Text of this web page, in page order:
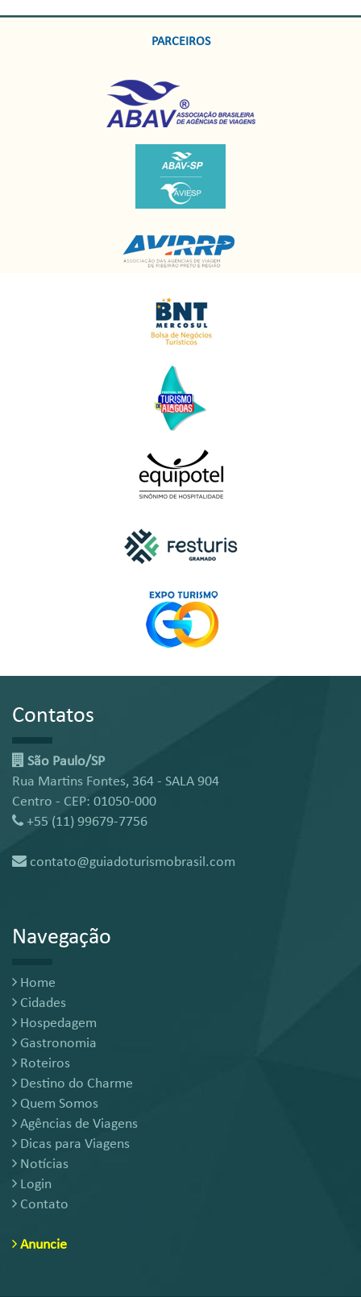
PARCEIROS
Contatos
São Paulo/SP
Rua Martins Fontes, 364 - SALA 904
Centro - CEP: 01050-000
+55 (11) 99679-7756
contato@guiadoturismobrasil.com
Navegação
Home
Cidades
Hospedagem
Gastronomia
Roteiros
Destino do Charme
Quem Somos
Agências de Viagens
Dicas para Viagens
Notícias
Login
Contato
Anuncie